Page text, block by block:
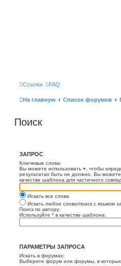
Ссылки FAQ
На главную Список форумов
Поиск
ЗАПРОС
Ключевые слова:
Вы можете использовать + , чтобы
результатах быть не должно. Вы
качестве шаблона для частичного
Искать все слова
Искать любое слово/поиск с языком
Поиск по автору:
Используйте * в качестве шаблона.
ПАРАМЕТРЫ ЗАПРОСА
Искать в форумах:
Выберите форум или форумы, в которых